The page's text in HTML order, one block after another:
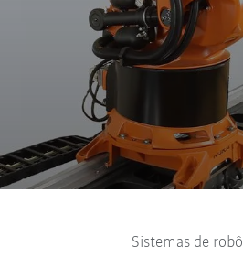
Sistemas de robô